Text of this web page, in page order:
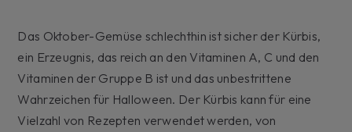
Das Oktober-Gemüse schlechthin ist sicher der Kürbis,
ein Erzeugnis, das reich an den Vitaminen A, C und den
Vitaminen der Gruppe B ist und das unbestrittene
Wahrzeichen für Halloween. Der Kürbis kann für eine
Vielzahl von Rezepten verwendet werden, von